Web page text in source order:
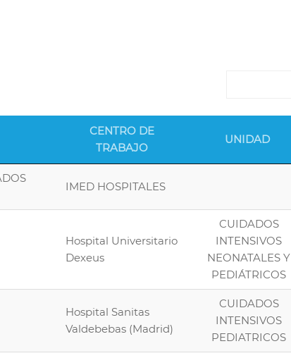
CENTRO DE
TRABAJO
UNIDAD
IMED HOSPITALES
Hospital Universitario
Dexeus
CUIDADOS
INTENSIVOS
NEONATALES Y
PEDIÁTRICOS
Hospital Sanitas
Valdebebas (Madrid)
CUIDADOS
INTENSIVOS
PEDIATRICOS